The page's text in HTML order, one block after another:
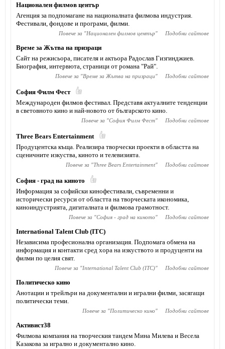
Национален филмов център
Агенция за подпомагане на националната филмова индустрия.
Фестивали, фондове и програми, филми.
Повече за "Национален филмов център" Подобни сайтове
Време за Жътва на призраци
Сайт на режисьора, писателя и актьора Радослав Гизгинджиев‎.
Биография, интервюта, страници от романа "Рай".
Повече за "Време за Жътва на призраци" Подобни сайтове
София Филм Фест
Международен филмов фестивал. Представя актуалните тенденции
в световното кино и най-новото от българското кино.
Повече за "София Филм Фест" Подобни сайтове
Тhree Bears Entertainment
Продуцентска къща. Реализира творчески проекти в областта на
сценичните изкуства, киното и телевизията.
Повече за "Тhree Bears Entertainment" Подобни сайтове
София - град на киното
Информация за софийски кинофестивали, съвременни и
исторически ресурси от областта на творческата икономика,
киноиндустрията, дигиталната и филмова грамотност.
Повече за "София - град на киното" Подобни сайтове
International Talent Club (ITC)
Независима професионална организация. Подпомага обмена на
информация и контакти сред хора на изкуството и продуценти на
филми по целия свят.
Повече за "International Talent Club (ITC)" Подобни сайтове
Политическо кино
Анотации и трейлъри на документални и игрални филми, засягащи
политически теми.
Повече за "Политическо кино" Подобни сайтове
Активист38
Филмова компания на творческия тандем Мина Милева и Весела
Казакова за игрално и документално кино.